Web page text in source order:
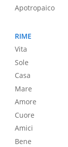
Apotropaico
RIME
Vita
Sole
Casa
Mare
Amore
Cuore
Amici
Bene